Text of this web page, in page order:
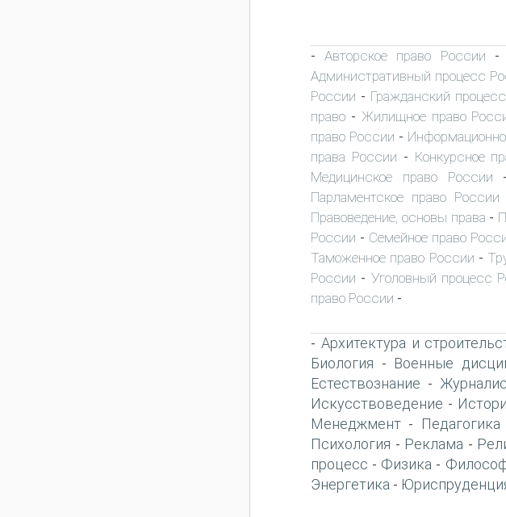
-Авторское право России
Административный процесс
России - Гражданский
право - Жилищное право
право России -
права России - Конкурсное
Медицинское право России
Парламентское право России
Правоведение, основы права -
России - Семейное право
Таможенное право России -
России - Уголовный процесс
право России -
- Архитектура и
Биология - Военные
Естествознание -
Искусствоведение -
Менеджмент - Педагогика
Психология - Реклама -
процесс - Физика -
Энергетика -